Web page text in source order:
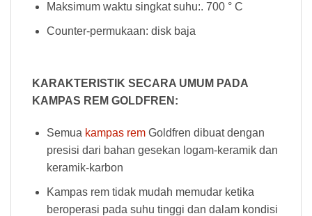
Maksimum waktu singkat suhu:. 700 ° C
Counter-permukaan: disk baja
KARAKTERISTIK SECARA UMUM PADA
KAMPAS REM GOLDFREN:
Semua kampas remGoldfren dibuat dengan
presisi dari bahan gesekan logam-keramik dan
keramik-karbon
Kampas rem tidak mudah memudar ketika
beroperasi pada suhu tinggi dan dalam kondisi